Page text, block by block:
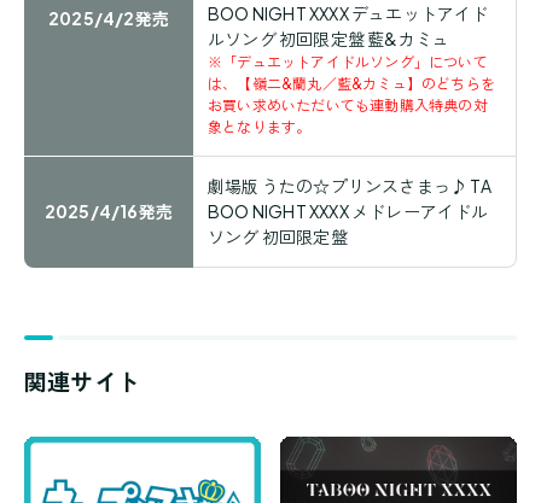
2025/4/2発売
BOO NIGHT XXXX デュエットアイド
ルソング 初回限定盤 藍&カミュ
※「デュエットアイドルソング」について
は、【嶺二&蘭丸／藍&カミュ】のどちらを
お買い求めいただいても連動購入特典の対
象となります。
2025/4/16発売
劇場版 うたの☆プリンスさまっ♪ TA
BOO NIGHT XXXX メドレーアイドル
ソング 初回限定盤
関連サイト